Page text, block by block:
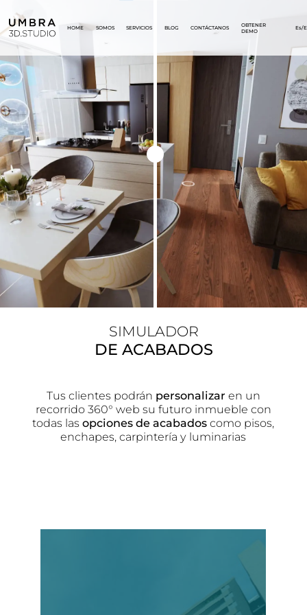
HOME SOMOS SERVICIOS BLOG CONTÁCTANOS
OBTENER
DEMO
Es/
SIMULADOR
DE ACABADOS
Tus clientes podrán personalizar en un
recorrido 360° web su futuro inmueble con
todas lasopciones de acabados como pisos,
enchapes, carpintería y luminarias